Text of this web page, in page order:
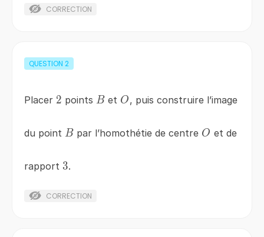
CORRECTION
QUESTION 2
Placer 2
2 points B
Bet O
O, puis construire l’image
du point B
Bpar l’homothétie de centre O
O et de
rapport 3
3.
CORRECTION